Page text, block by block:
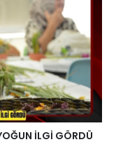
İLGİ GÖRDÜ